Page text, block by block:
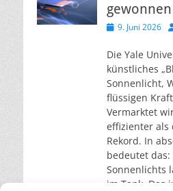
gewonnen
Veröffentlicht
9. Juni 2026
Die Yale
künstliches
Sonnenlicht,
flüssigen
Vermarktet
effizienter als
Rekord. In
bedeutet das:
Sonnenlichts
im Tank. Das